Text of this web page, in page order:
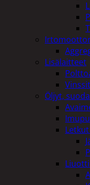
Lisälaitteet
Öljyt,